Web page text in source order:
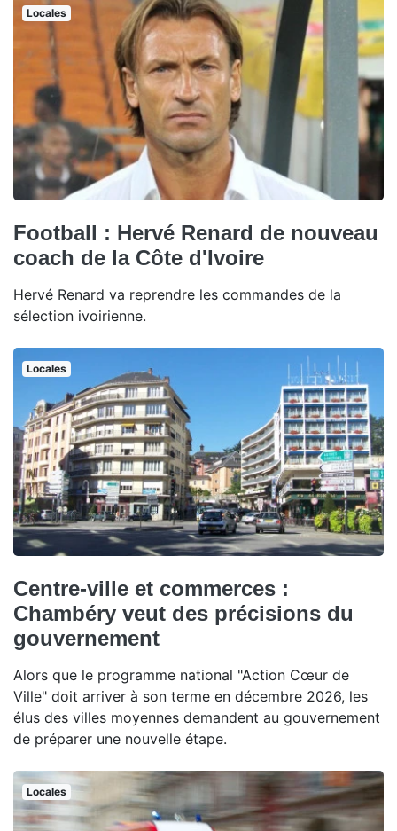
Locales
Football : Hervé Renard de nouveau
coach de la Côte d'Ivoire
Hervé Renard va reprendre les commandes de la
sélection ivoirienne.
Locales
Centre-ville et commerces :
Chambéry veut des précisions du
gouvernement
Alors que le programme national "Action Cœur de
Ville" doit arriver à son terme en décembre 2026, les
élus des villes moyennes demandent au gouvernement
de préparer une nouvelle étape.
Locales